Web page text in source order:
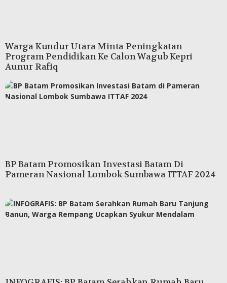
Warga Kundur Utara Minta Peningkatan
Program Pendidikan Ke Calon Wagub Kepri
Aunur Rafiq
BP Batam Promosikan Investasi Batam Di
Pameran Nasional Lombok Sumbawa ITTAF 2024